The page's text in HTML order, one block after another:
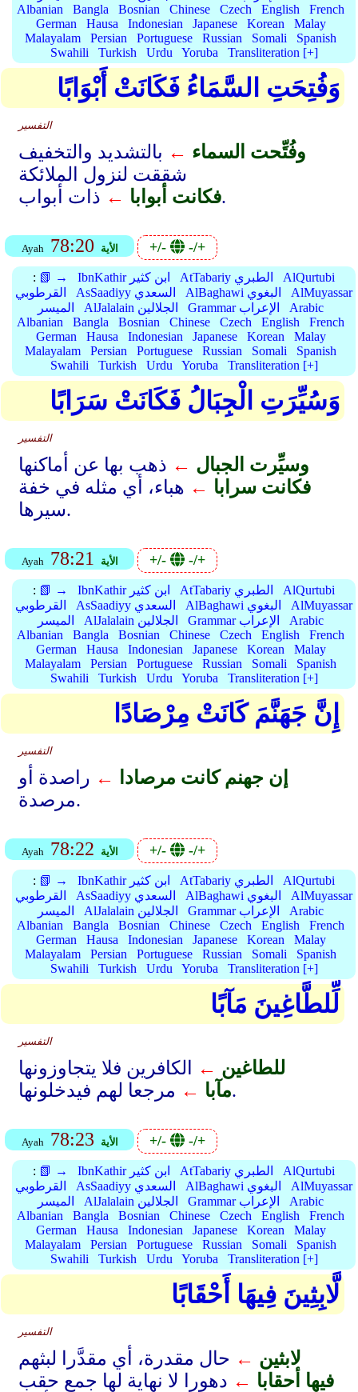
Albanian
Bangla Bosnian Chinese Czech English
French
German
Hausa Indonesian Japanese Korean
Malay
Malayalam
Persian Portuguese Russian Somali
Spanish
Swahili
Turkish Urdu Yoruba Transliteration [+]
وَفُتِحَتِ السَّمَاءُ فَكَانَتْ أَبْوَابًا
التفسير
وفُتِّحت السماء ← بالتشديد والتخفيف
شققت لنزول الملائكة
فكانت أبوابا ← ذات أبواب.
Ayah 78:20 الأية +/- -/+
: 📗 → IbnKathir ابن كثير AtTabariy الطبري
AlQurtubi
القرطوبي
AsSaadiyy السعدي AlBaghawi البغوي
AlMuyassar
الميسر
AlJalalain الجلالين Grammar الإعراب
Arabic
Albanian
Bangla Bosnian Chinese Czech English
French
German
Hausa Indonesian Japanese Korean
Malay
Malayalam
Persian Portuguese Russian Somali
Spanish
Swahili
Turkish Urdu Yoruba Transliteration [+]
وَسُيِّرَتِ الْجِبَالُ فَكَانَتْ سَرَابًا
التفسير
وسيِّرت الجبال ← ذهب بها عن أماكنها
فكانت سرابا ← هباء، أي مثله في خفة
سيرها.
Ayah 78:21 الأية +/- -/+
: 📗 → IbnKathir ابن كثير AtTabariy الطبري
AlQurtubi
القرطوبي
AsSaadiyy السعدي AlBaghawi البغوي
AlMuyassar
الميسر
AlJalalain الجلالين Grammar الإعراب
Arabic
Albanian
Bangla Bosnian Chinese Czech English
French
German
Hausa Indonesian Japanese Korean
Malay
Malayalam
Persian Portuguese Russian Somali
Spanish
Swahili
Turkish Urdu Yoruba Transliteration [+]
إِنَّ جَهَنَّمَ كَانَتْ مِرْصَادًا
التفسير
إن جهنم كانت مرصادا ← راصدة أو
مرصدة.
Ayah 78:22 الأية +/- -/+
: 📗 → IbnKathir ابن كثير AtTabariy الطبري
AlQurtubi
القرطوبي
AsSaadiyy السعدي AlBaghawi البغوي
AlMuyassar
الميسر
AlJalalain الجلالين Grammar الإعراب
Arabic
Albanian
Bangla Bosnian Chinese Czech English
French
German
Hausa Indonesian Japanese Korean
Malay
Malayalam
Persian Portuguese Russian Somali
Spanish
Swahili
Turkish Urdu Yoruba Transliteration [+]
لِّلطَّاغِينَ مَآبًا
التفسير
للطاغين ←
الكافرين فلا يتجاوزونها
مآبا ← مرجعا لهم فيدخلونها.
Ayah 78:23 الأية +/- -/+
: 📗 → IbnKathir ابن كثير AtTabariy الطبري
AlQurtubi
القرطوبي
AsSaadiyy السعدي AlBaghawi البغوي
AlMuyassar
الميسر
AlJalalain الجلالين Grammar الإعراب
Arabic
Albanian
Bangla Bosnian Chinese Czech English
French
German
Hausa Indonesian Japanese Korean
Malay
Malayalam
Persian Portuguese Russian Somali
Spanish
Swahili
Turkish Urdu Yoruba Transliteration [+]
لَّابِثِينَ فِيهَا أَحْقَابًا
التفسير
لابثين ← حال مقدرة، أي مقدَّرا لبثهم
فيها أحقابا ← دهورا لا نهاية لها جمع حقب